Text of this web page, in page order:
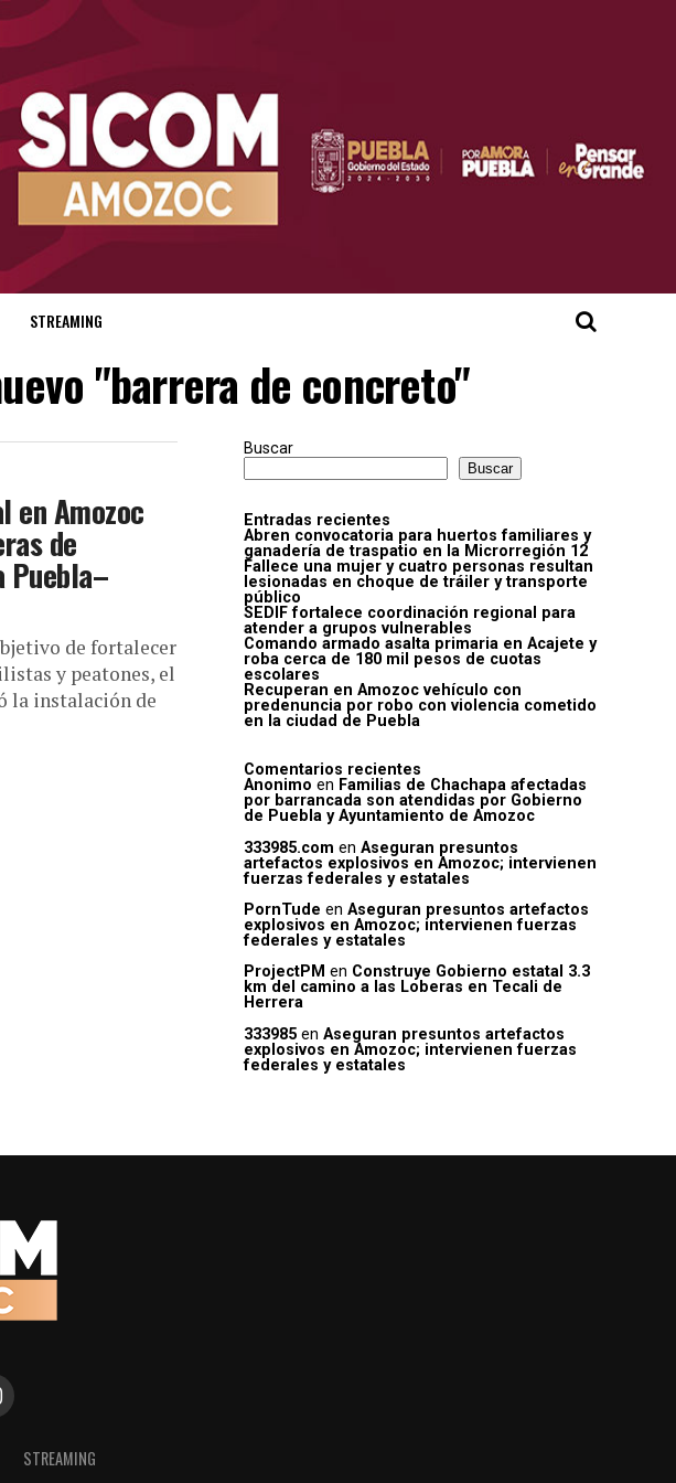
STREAMING
"barrera de concreto"
en Amozoc
de
Puebla–
de fortalecer
y peatones, el
la instalación de
Buscar
Buscar
Entradas recientes
Abren convocatoria para huertos familiares y
ganadería de traspatio en la Microrregión 12
Fallece una mujer y cuatro personas resultan
lesionadas en choque de tráiler y transporte
público
SEDIF fortalece coordinación regional para
atender a grupos vulnerables
Comando armado asalta primaria en Acajete y
roba cerca de 180 mil pesos de cuotas
escolares
Recuperan en Amozoc vehículo con
predenuncia por robo con violencia cometido
en la ciudad de Puebla
Comentarios recientes
Anonimo en Familias de Chachapa afectadas
por barrancada son atendidas por Gobierno
de Puebla y Ayuntamiento de Amozoc
333985.com en Aseguran presuntos
artefactos explosivos en Amozoc; intervienen
fuerzas federales y estatales
PornTude en Aseguran presuntos artefactos
explosivos en Amozoc; intervienen fuerzas
federales y estatales
ProjectPM en Construye Gobierno estatal 3.3
km del camino a las Loberas en Tecali de
Herrera
333985 en Aseguran presuntos artefactos
explosivos en Amozoc; intervienen fuerzas
federales y estatales
STREAMING